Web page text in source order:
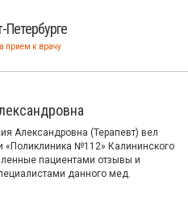
Петербурге
прием к врачу
Александровна (Терапевт) вел
№112» Калининского
пациентами отзывы и
данного мед.